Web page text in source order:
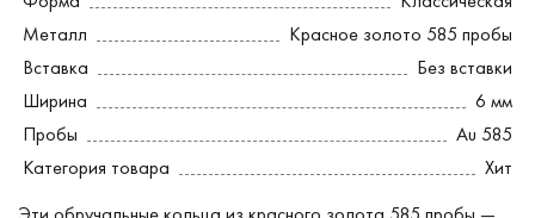
Металл
Красное золото 585 пробы
Вставка
Без вставки
Ширина
6 мм
Пробы
Au 585
Категория товара
Хит